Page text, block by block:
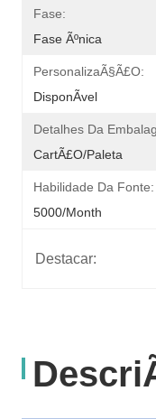
Fase:
Fase Ãºnica
PersonalizaÃ§Ã£o:
DisponÃ­vel
Detalhes Da
CartÃ£o/paleta
Habilidade Da Fonte:
5000/month
Destacar: